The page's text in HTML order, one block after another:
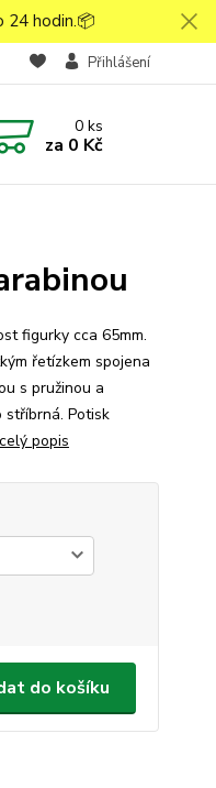
24 hodin.📦
Přihlášení
0ks
za 0 Kč
figurky cca 65mm.
řetízkem spojena
s pružinou a
stříbrná. Potisk
celý popis
do košíku